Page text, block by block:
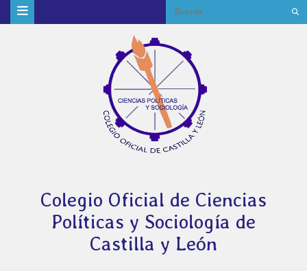
Colegio Oficial de Ciencias
Políticas y Sociología de
Castilla y León